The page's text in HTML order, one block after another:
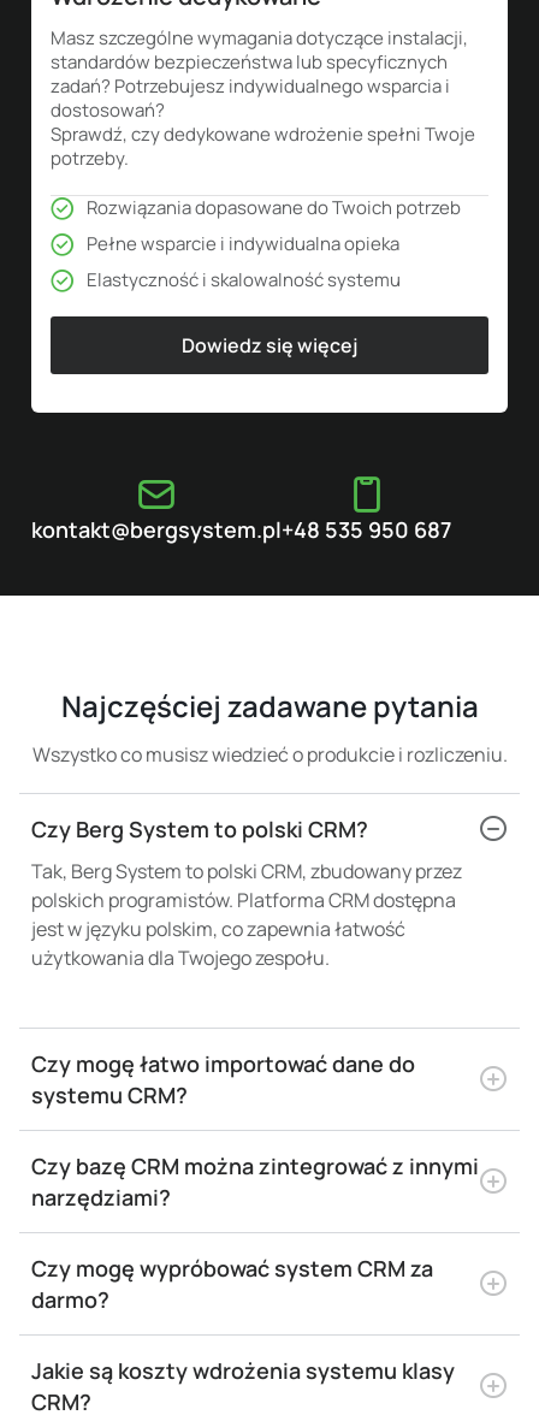
Masz szczególne wymagania dotyczące instalacji,
standardów bezpieczeństwa lub specyficznych
zadań? Potrzebujesz indywidualnego wsparcia i
dostosowań?
Sprawdź, czy dedykowane wdrożenie spełni Twoje
potrzeby.
Rozwiązania dopasowane do Twoich potrzeb
Pełne wsparcie i indywidualna opieka
Elastyczność i skalowalność systemu
Dowiedz się więcej
kontakt@bergsystem.pl+48 535 950 687
Najczęściej zadawane pytania​
Wszystko co musisz wiedzieć o produkcie i rozliczeniu.
Czy Berg System to polski CRM?
Tak, Berg System to polski CRM, zbudowany przez
polskich programistów. Platforma CRM dostępna
jest w języku polskim, co zapewnia łatwość
użytkowania dla Twojego zespołu.
Czy mogę łatwo importować dane do
systemu CRM?
Czy bazę CRM można zintegrować z innymi
narzędziami?
Czy mogę wypróbować system CRM za
darmo?
Jakie są koszty wdrożenia systemu klasy
CRM?